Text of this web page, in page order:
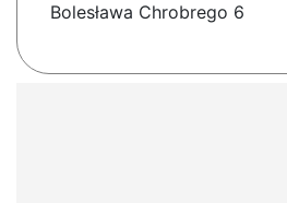
Bolesława Chrobrego 6